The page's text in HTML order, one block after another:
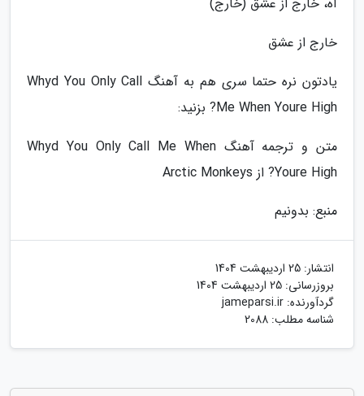
خارج از عشق
یادتون نره حتما سری هم به آهنگ Whyd You Only Call
Me When Youre High? بزنید:
متن و ترجمه آهنگ Whyd You Only Call Me When
Youre High? از Arctic Monkeys
منبع: بدونیم
انتشار: 25 اردیبهشت 1404
بروزرسانی: 25 اردیبهشت 1404
گردآورنده: jameparsi.ir
شناسه مطلب: 2088